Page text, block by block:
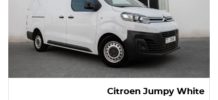
Citroen Jumpy White